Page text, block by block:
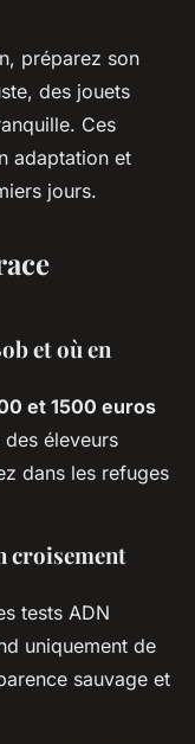
préparez son
des jouets
Ces
adaptation et
jours.
et où en
et 1500 euros
éleveurs
dans les refuges
croisement
tests ADN
uniquement de
sauvage et